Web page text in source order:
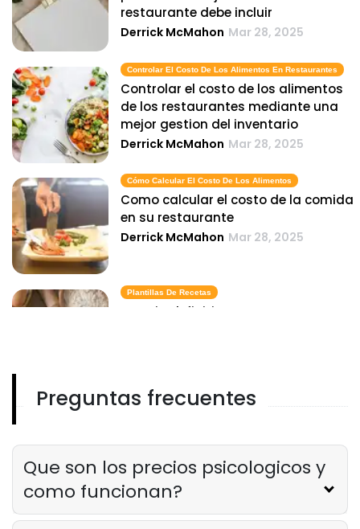
restaurante debe incluir
Derrick McMahon Mar 28, 2025
Controlar El Costo De Los Alimentos En Restaurantes
Controlar el costo de los alimentos
de los restaurantes mediante una
mejor gestion del inventario
Derrick McMahon Mar 28, 2025
Cómo Calcular El Costo De Los Alimentos
Como calcular el costo de la comida
en su restaurante
Derrick McMahon Mar 28, 2025
Plantillas De Recetas
La guia definitiva para crear
Plantilla Para Una Tarjeta De Recetas
Derrick McMahon Mar 28, 2025
Preguntas frecuentes
Que son los precios psicologicos y
como funcionan?